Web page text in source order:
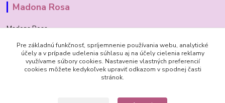
Madona Rosa
Madona Rosa
Richard
+421 905 276 211
Pre základnú funkčnosť, spríjemnenie používania webu, analytické
účely a v prípade udelenia súhlasu aj na účely cielenia reklamy
využívame súbory cookies. Nastavenie vlastných preferencií
cookies môžete kedykoľvek upraviť odkazom v spodnej časti
stránok.